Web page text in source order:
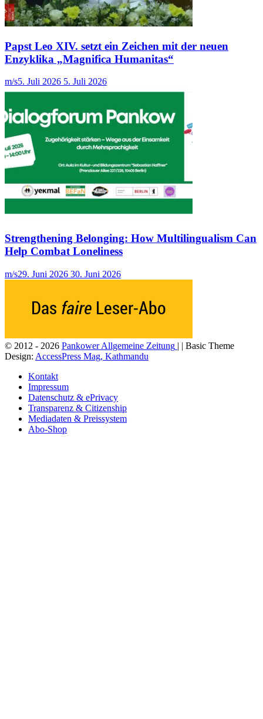
Papst Leo XIV. setzt ein Zeichen mit der neuen
Enzyklika „Magnifica Humanitas“
m/s5. Juli 2026 5. Juli 2026
Strengthening Belonging: How Multilingualism Can
Help Combat Loneliness
m/s29. Juni 2026 30. Juni 2026
© 2012 - 2026 Pankower Allgemeine Zeitung | | Basic Theme
Design: AccessPress Mag, Kathmandu
Kontakt
Impressum
Datenschutz & ePrivacy
Transparenz & Citizenship
Mediadaten & Preissystem
Abo-Shop